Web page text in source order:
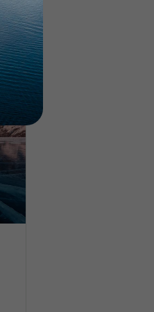
Легкие нагрузки. Подходит
Опыт не нужен.